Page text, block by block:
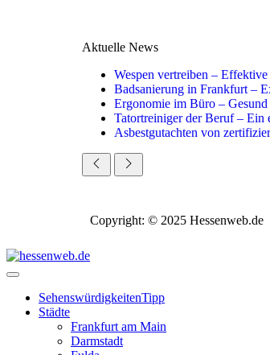
Aktuelle News
Wespen vertreiben –
Badsanierung in Frankfurt –
Ergonomie im Büro –
Tatortreiniger der Beruf – Ein
Asbestgutachten von
Copyright: © 2025 Hessenweb.de
SehenswürdigkeitenTipp
Städte
Frankfurt am Main
Darmstadt